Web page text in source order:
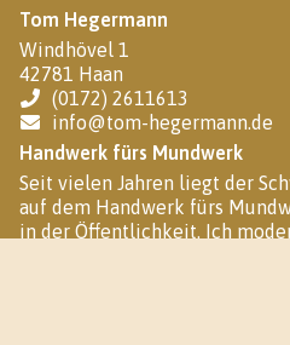
Tom Hegermann
Windhövel 1
42781 Haan
(0172) 2611613
info@tom-hegermann.de
Handwerk fürs Mundwerk
Seit vielen Jahren liegt der
auf dem Handwerk fürs
in der Öffentlichkeit. Ich